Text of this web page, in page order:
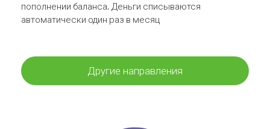
пополнении баланса. Деньги списываются
автоматически один раз в месяц
Другие направления